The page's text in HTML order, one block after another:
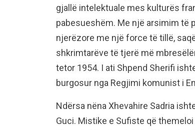
gjallë intelektuale mes kulturës
pabesueshëm. Me një arsimim të
njerëzore me një force të tillë,
shkrimtarëve të tjerë më
tetor 1954. I ati Shpend Sherifi
burgosur nga Regjimi komunist i
Ndërsa nëna Xhevahire Sadria
Guci. Mistike e Sufiste që